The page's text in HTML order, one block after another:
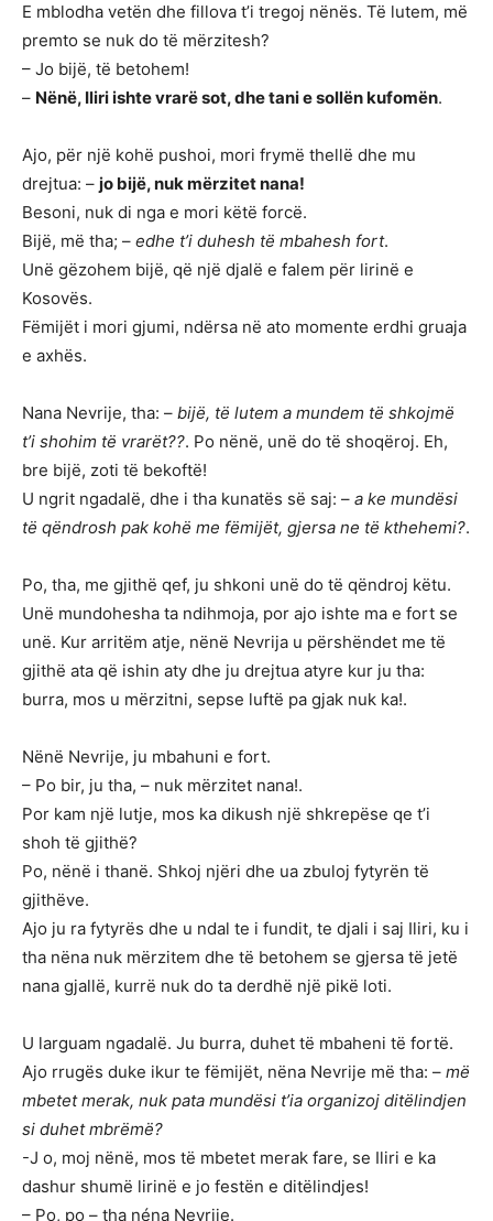
E mblodha vetën dhe fillova t’i tregoj nënës. Të lutem, më
premto se nuk do të mërzitesh?
– Jo bijë, të betohem!
– Nënë, Iliri ishte vrarë sot, dhe tani e sollën kufomën.
Ajo, për një kohë pushoi, mori frymë thellë dhe mu
drejtua: – jo bijë, nuk mërzitet nana!
Besoni, nuk di nga e mori këtë forcë.
Bijë, më tha; – edhe t’i duhesh të mbahesh fort.
Unë gëzohem bijë, që një djalë e falem për lirinë e
Kosovës.
Fëmijët i mori gjumi, ndërsa në ato momente erdhi gruaja
e axhës.
Nana Nevrije, tha: – bijë, të lutem a mundem të shkojmë
t’i shohim të vrarët??. Po nënë, unë do të shoqëroj. Eh,
bre bijë, zoti të bekoftë!
U ngrit ngadalë, dhe i tha kunatës së saj: – a ke mundësi
të qëndrosh pak kohë me fëmijët, gjersa ne të kthehemi?.
Po, tha, me gjithë qef, ju shkoni unë do të qëndroj këtu.
Unë mundohesha ta ndihmoja, por ajo ishte ma e fort se
unë. Kur arritëm atje, nënë Nevrija u përshëndet me të
gjithë ata që ishin aty dhe ju drejtua atyre kur ju tha:
burra, mos u mërzitni, sepse luftë pa gjak nuk ka!.
Nënë Nevrije, ju mbahuni e fort.
– Po bir, ju tha, – nuk mërzitet nana!.
Por kam një lutje, mos ka dikush një shkrepëse qe t’i
shoh të gjithë?
Po, nënë i thanë. Shkoj njëri dhe ua zbuloj fytyrën të
gjithëve.
Ajo ju ra fytyrës dhe u ndal te i fundit, te djali i saj Iliri, ku i
tha nëna nuk mërzitem dhe të betohem se gjersa të jetë
nana gjallë, kurrë nuk do ta derdhë një pikë loti.
U larguam ngadalë. Ju burra, duhet të mbaheni të fortë.
Ajo rrugës duke ikur te fëmijët, nëna Nevrije më tha: – më
mbetet merak, nuk pata mundësi t’ia organizoj ditëlindjen
si duhet mbrëmë?
-J o, moj nënë, mos të mbetet merak fare, se Iliri e ka
dashur shumë lirinë e jo festën e ditëlindjes!
– Po, po – tha néna Nevrije.